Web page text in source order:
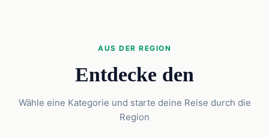
AUS DER REGION
Entdecke den
Wähle eine Kategorie und starte deine Reise durch die
Region